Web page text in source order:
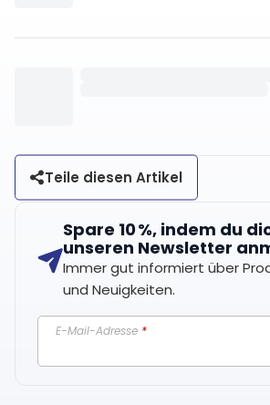
Teile diesen Artikel
Spare 10 %, indem du
unseren Newsletter
Immer gut informiert über
und Neuigkeiten.
E-Mail-Adresse *